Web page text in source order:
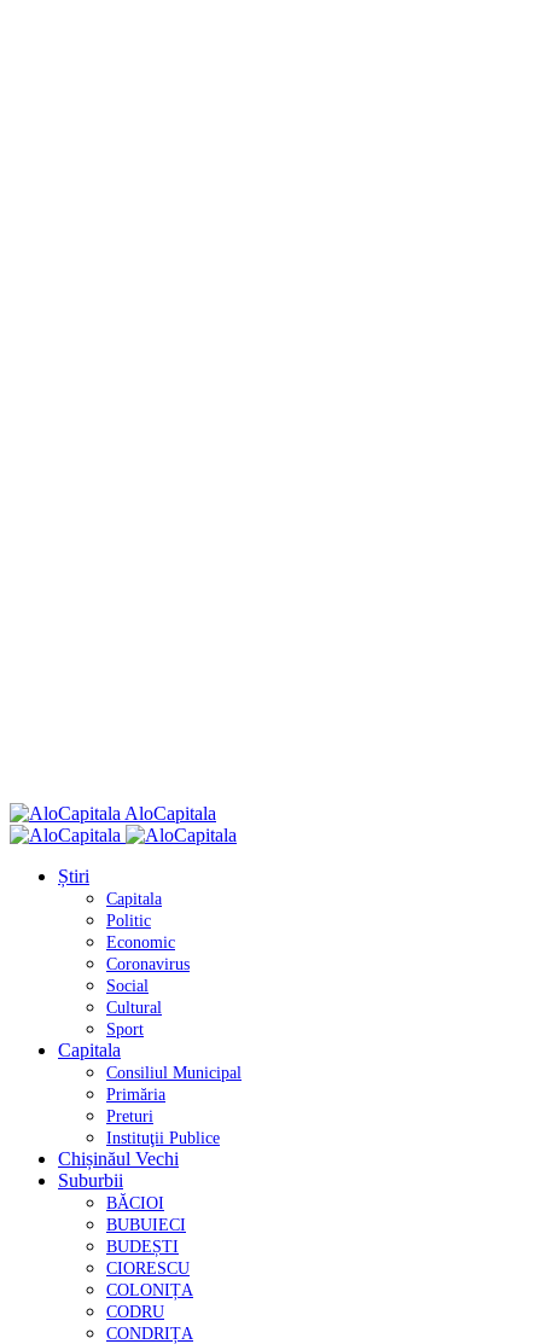
AloCapitala
Știri
Capitala
Politic
Economic
Coronavirus
Social
Cultural
Sport
Capitala
Consiliul Municipal
Primăria
Preturi
Instituţii Publice
Chișinăul Vechi
Suburbii
BĂCIOI
BUBUIECI
BUDEȘTI
CIORESCU
COLONIȚA
CODRU
CONDRIȚA